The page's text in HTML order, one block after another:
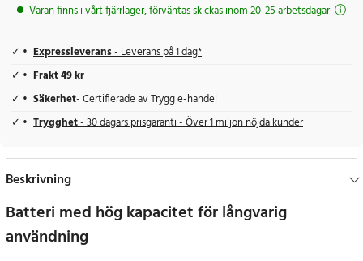
Varan finns i vårt fjärrlager, förväntas skickas inom 20-25 arbetsdagar
Expressleverans- Leverans på 1 dag*
Frakt 49 kr
Säkerhet- Certifierade av Trygg e-handel
Trygghet- 30 dagars prisgaranti - Över 1 miljon nöjda kunder
Beskrivning
Batteri med hög kapacitet för långvarig
användning